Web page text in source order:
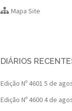
Mapa Site
DIÁRIOS
Edição Nº 4601 5 de
Edição Nº 4600 4 de